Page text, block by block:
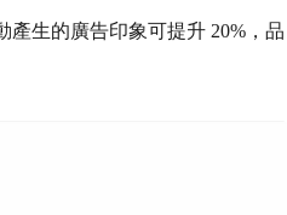
產生的廣告印象可提升 20%，品